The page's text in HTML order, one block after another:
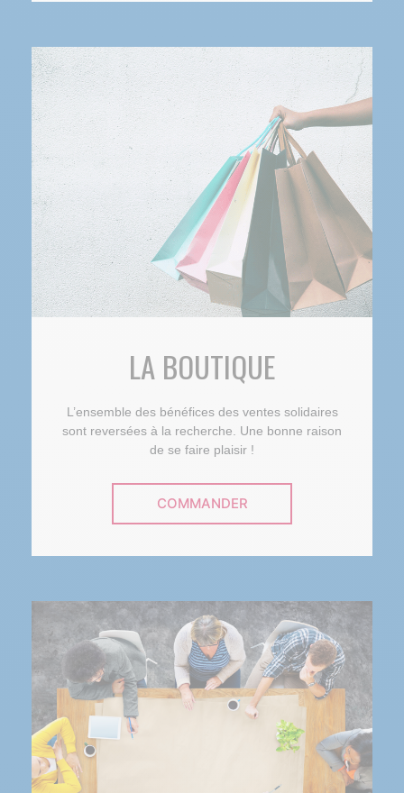
LA BOUTIQUE
L’ensemble des bénéfices des ventes solidaires
sont reversées à la recherche. Une bonne raison
de se faire plaisir !
COMMANDER